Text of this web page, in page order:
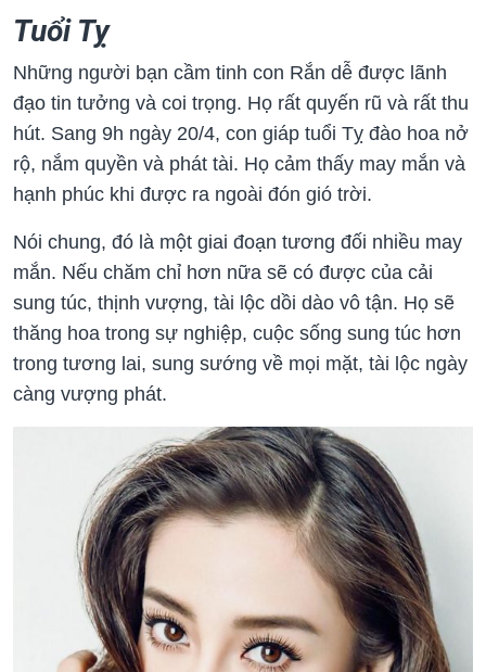
Tuổi Tỵ
Những người bạn cầm tinh con Rắn dễ được lãnh
đạo tin tưởng và coi trọng. Họ rất quyến rũ và rất thu
hút. Sang 9h ngày 20/4, con giáp tuổi Tỵ đào hoa nở
rộ, nắm quyền và phát tài. Họ cảm thấy may mắn và
hạnh phúc khi được ra ngoài đón gió trời.
Nói chung, đó là một giai đoạn tương đối nhiều may
mắn. Nếu chăm chỉ hơn nữa sẽ có được của cải
sung túc, thịnh vượng, tài lộc dồi dào vô tận. Họ sẽ
thăng hoa trong sự nghiệp, cuộc sống sung túc hơn
trong tương lai, sung sướng về mọi mặt, tài lộc ngày
càng vượng phát.